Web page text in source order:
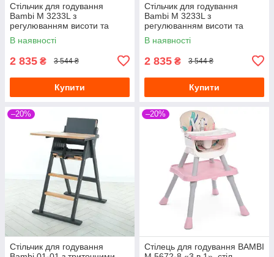
Стільчик для годування
Bambi M 3233L з
регулюванням висоти та
нахилу спинки Сірий
В наявності
2 835 ₴ 3 544 ₴
Купити
Стільчик для годування
Bambi M 3233L з
регулюванням висоти та
нахилу спинки Темно-сірий
В наявності
2 835 ₴ 3 544 ₴
Купити
–20%
Стільчик для годування
–20%
Стілець для годування BAMBI